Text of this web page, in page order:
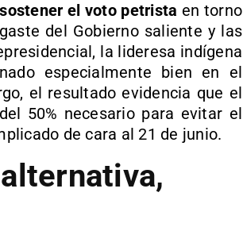
sostener el voto petrista en torno
del Gobierno saliente y las
la lideresa indígena
especialmente bien en el
el resultado evidencia que el
50% necesario para evitar el
de cara al 21 de junio.